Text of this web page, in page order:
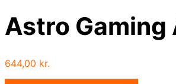
Astro Gaming
644,00 kr.